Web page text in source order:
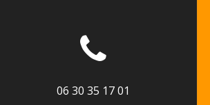
06 30 35 17 01